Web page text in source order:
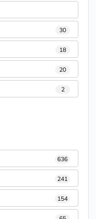
30
18
20
2
636
241
154